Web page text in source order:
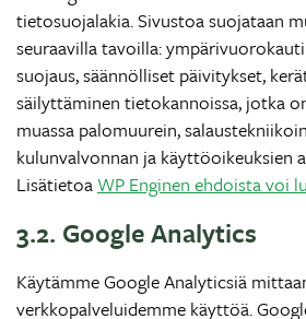
tietosuojalakia. Sivustoa suojataan
seuraavilla tavoilla:
suojaus, säännölliset päivitykset,
säilyttäminen tietokannoissa, jotka
muassa palomuurein,
kulunvalvonnan ja käyttöoikeuksien
LisätietoaWP Enginen ehdoista voi
3.2. Google Analytics
Käytämme Google Analyticsiä
verkkopalveluidemme käyttöä.